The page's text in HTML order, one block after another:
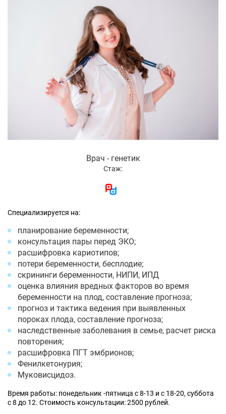
Врач - генетик
Стаж:
Специализируется на:
планирование беременности;
консультация пары перед ЭКО;
расшифровка кариотипов;
потери беременности, бесплодие;
скрининги беременности, НИПИ, ИПД
оценка влияния вредных факторов во время
беременности на плод, составление прогноза;
прогноз и тактика ведения при выявленных
пороках плода, составление прогноза;
наследственные заболевания в семье, расчет риска
повторения;
расшифровка ПГТ эмбрионов;
Фенилкетонурия;
Муковисцидоз.
Время работы: понедельник -пятница с 8-13 и с 18-20, суббота
с 8 до 12. Стоимость консультации: 2500 рублей.